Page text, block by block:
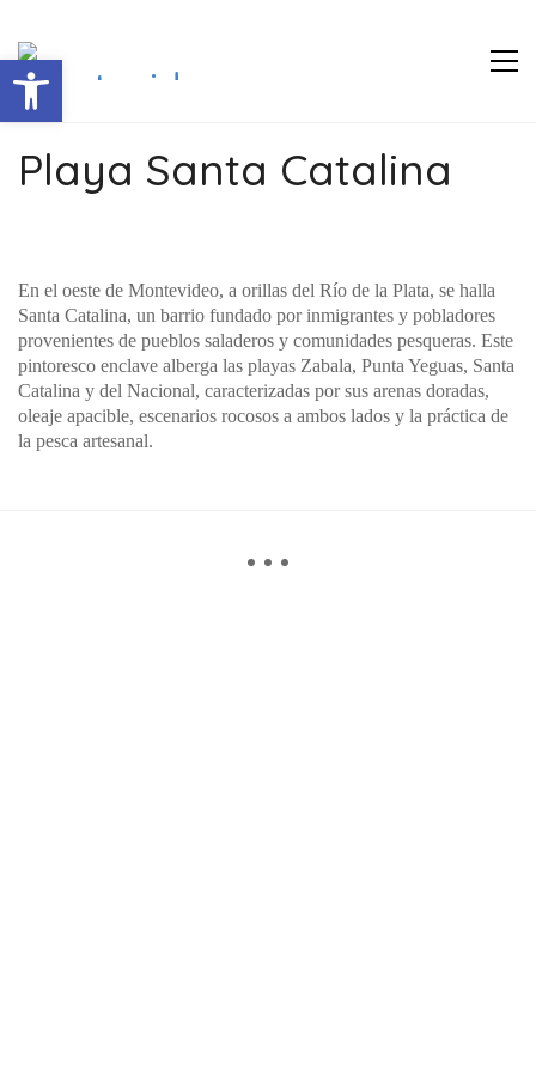
Playa Santa Catalina
En el oeste de Montevideo, a orillas del Río de la Plata, se halla
Santa Catalina, un barrio fundado por inmigrantes y pobladores
provenientes de pueblos saladeros y comunidades pesqueras. Este
pintoresco enclave alberga las playas Zabala, Punta Yeguas, Santa
Catalina y del Nacional, caracterizadas por sus arenas doradas,
oleaje apacible, escenarios rocosos a ambos lados y la práctica de
la pesca artesanal.
Abrir barra de herramientas